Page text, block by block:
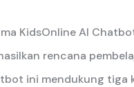
KidsOnline AI
rencana
ini mendukung